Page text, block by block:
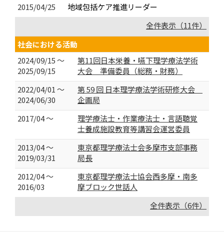
2015/04/25
地域包括ケア推進リーダー
全件表示（11件）
社会における活動
2024/09/15 ～
2025/09/15
第11回日本栄養・嚥下理学療法学術
大会 準備委員（総務・財務）
2022/04/01 ～
2024/06/30
第 59 回 日本理学療法学術研修大会
企画局
2017/04 ～
理学療法士・作業療法士・言語聴覚
士養成施設教育等講習会運営委員
2013/04 ～
2019/03/31
東京都理学療法士会多摩市支部事務
局長
2012/04 ～
2016/03
東京都理学療法士協会西多摩・南多
摩ブロック世話人
全件表示（6件）